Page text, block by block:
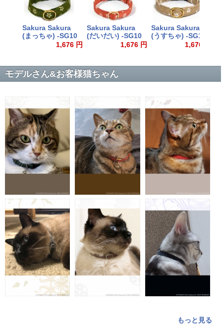
Sakura Sakura
(まっちゃ) -SG10
1,676 円
Sakura Sakura
(だいだい) -SG10
1,676 円
Sakura Sakura
(うすちゃ) -SG10
1,676 円
モデルさん&お客様猫ちゃん
もっと見る